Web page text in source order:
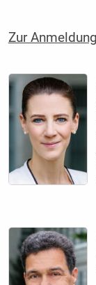
Zur Anmeldung